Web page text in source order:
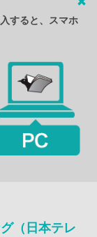
すると、スマホ
（日本テレ